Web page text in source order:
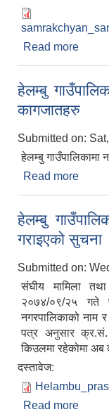
Read more
हेलम्बु
कागजातहरु
Submitted on:
हेलम्बु गाउँपालिकामा
Read more
हेलम्बु
गराइएको सुचना
Submitted on:
संघीय मामिला
२०७४/०९/२५ गते
नगरपालिकाको नाम
पत्र अनुसार
किउलमा रहेकोमा अब
दस्तावेज:
Read more